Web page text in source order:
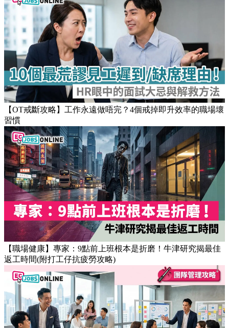
Popular Articles
【OT戒斷攻略】工作永遠做唔完？4個戒掉即升效率的職場壞
習慣